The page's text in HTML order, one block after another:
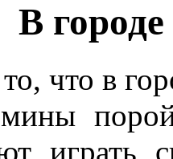
В
что в
играть